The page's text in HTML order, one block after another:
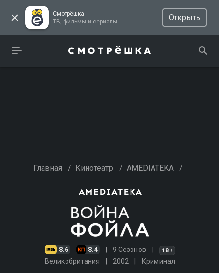
Смотрёшка
ТВ, фильмы и сериалы
Открыть
Главная / Кинотеатр / AMEDIATEKA /
8.6 8.4 9 Сезонов 18+
Великобритания 2002 Криминал